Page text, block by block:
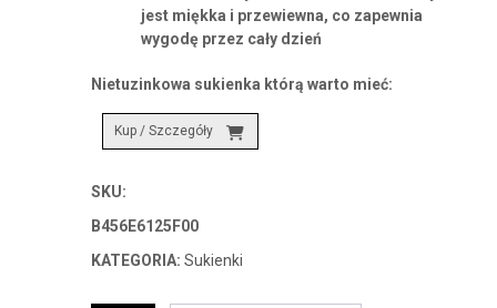
jest miękka i przewiewna, co zapewnia
wygodę przez cały dzień
Nietuzinkowa sukienka którą warto mieć:
Kup / Szczegóły
SKU:
B456E6125F00
KATEGORIA: Sukienki